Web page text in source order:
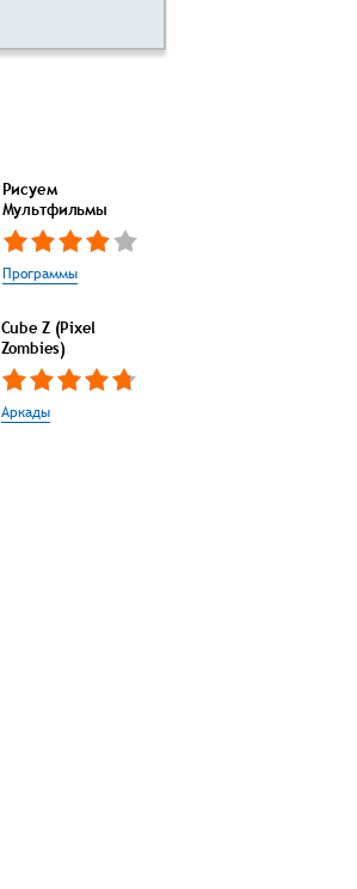
Рисуем
Мультфильмы
Программы
Cube Z (Pixel
Zombies)
Аркады